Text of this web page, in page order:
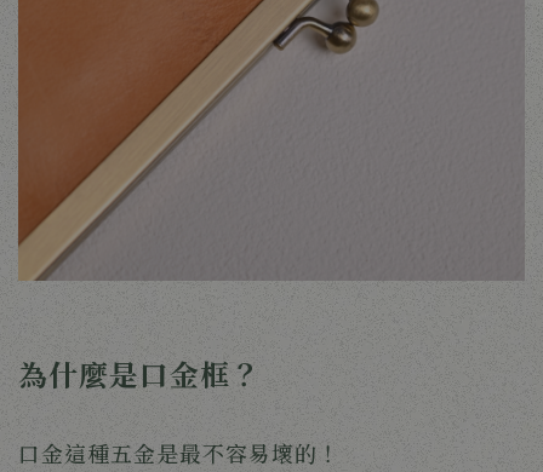
為什麼是口金框？
口金這種五金是最不容易壞的！